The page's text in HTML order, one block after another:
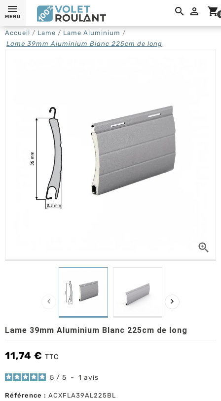
 shopping_cart
MENU
Accueil Lame
Lame Aluminium
Lame 39mm Aluminium Blanc 225cm de long

 
Lame 39mm Aluminium Blanc 225cm de long
11,74 € TTC
5 / 5 - 1 avis
Référence : ACXFLA39AL225BL